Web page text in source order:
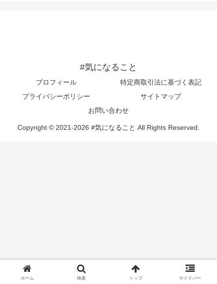
#気になること
プロフィール
特定商取引法に基づく表記
プライバシーポリシー
サイトマップ
お問い合わせ
Copyright © 2021-2026 #気になること All Rights Reserved.
ホーム 検索 トップ サイドバー